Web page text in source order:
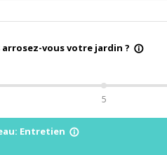
vous votre jardin ? info_outline
5
Entretien info_outline